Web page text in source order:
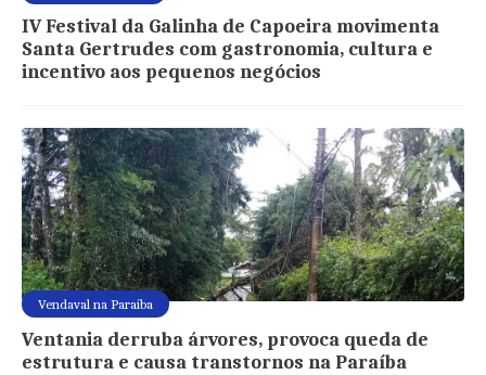
IV Festival da Galinha de Capoeira movimenta
Santa Gertrudes com gastronomia, cultura e
incentivo aos pequenos negócios
Vendaval na Paraíba
Ventania derruba árvores, provoca queda de
estrutura e causa transtornos na Paraíba